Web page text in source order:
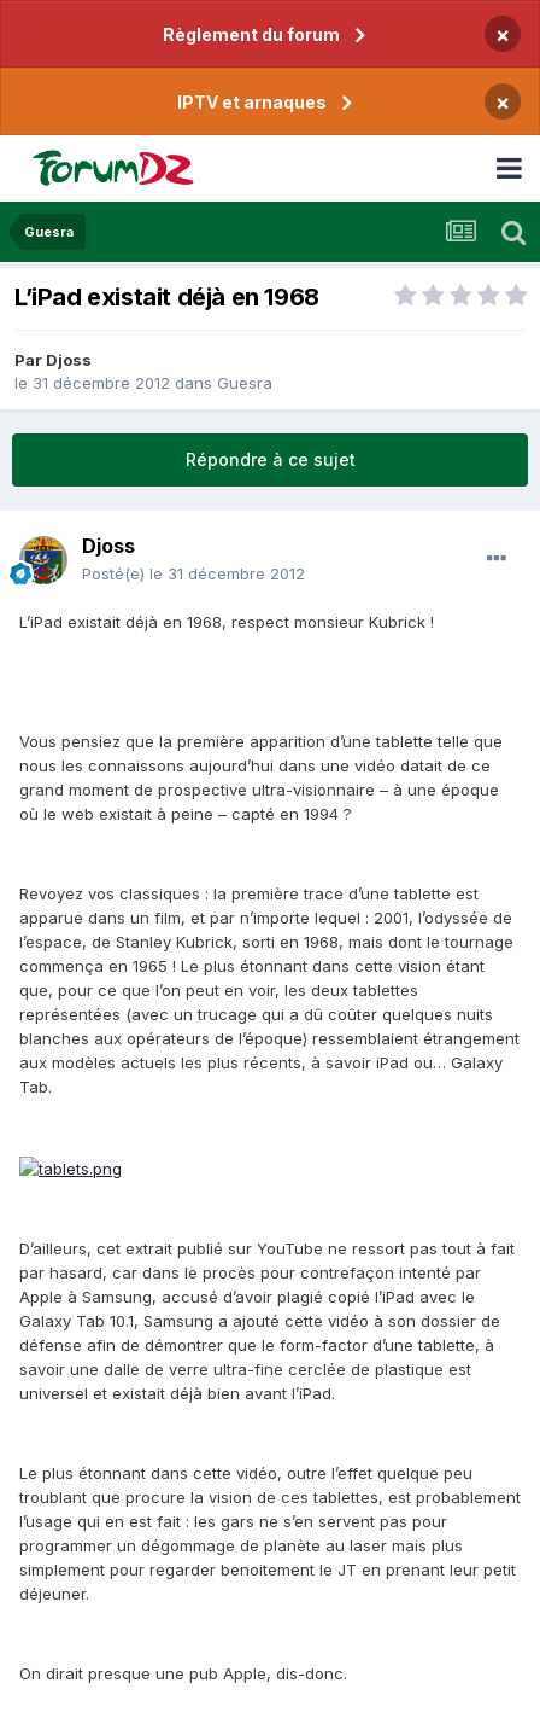
Règlement du forum ×
IPTV et arnaques ×
Guesra
L’iPad existait déjà en 1968
Par Djoss
le 31 décembre 2012 dans Guesra
Répondre à ce sujet
Djoss
Posté(e) le 31 décembre 2012
L’iPad existait déjà en 1968, respect monsieur Kubrick !
Vous pensiez que la première apparition d’une tablette telle que
nous les connaissons aujourd’hui dans une vidéo datait de ce
grand moment de prospective ultra-visionnaire – à une époque
où le web existait à peine – capté en 1994 ?
Revoyez vos classiques : la première trace d’une tablette est
apparue dans un film, et par n’importe lequel : 2001, l’odyssée de
l’espace, de Stanley Kubrick, sorti en 1968, mais dont le tournage
commença en 1965 ! Le plus étonnant dans cette vision étant
que, pour ce que l’on peut en voir, les deux tablettes
représentées (avec un trucage qui a dû coûter quelques nuits
blanches aux opérateurs de l’époque) ressemblaient étrangement
aux modèles actuels les plus récents, à savoir iPad ou… Galaxy
Tab.
D’ailleurs, cet extrait publié sur YouTube ne ressort pas tout à fait
par hasard, car dans le procès pour contrefaçon intenté par
Apple à Samsung, accusé d’avoir plagié copié l’iPad avec le
Galaxy Tab 10.1, Samsung a ajouté cette vidéo à son dossier de
défense afin de démontrer que le form-factor d’une tablette, à
savoir une dalle de verre ultra-fine cerclée de plastique est
universel et existait déjà bien avant l’iPad.
Le plus étonnant dans cette vidéo, outre l’effet quelque peu
troublant que procure la vision de ces tablettes, est probablement
l’usage qui en est fait : les gars ne s’en servent pas pour
programmer un dégommage de planète au laser mais plus
simplement pour regarder benoitement le JT en prenant leur petit
déjeuner.
On dirait presque une pub Apple, dis-donc.